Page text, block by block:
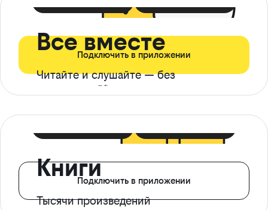
Все вместе
Читайте и слушайте — без
ограничений*
Подключить в приложении
Книги
Тысячи произведений
Подключить в приложении